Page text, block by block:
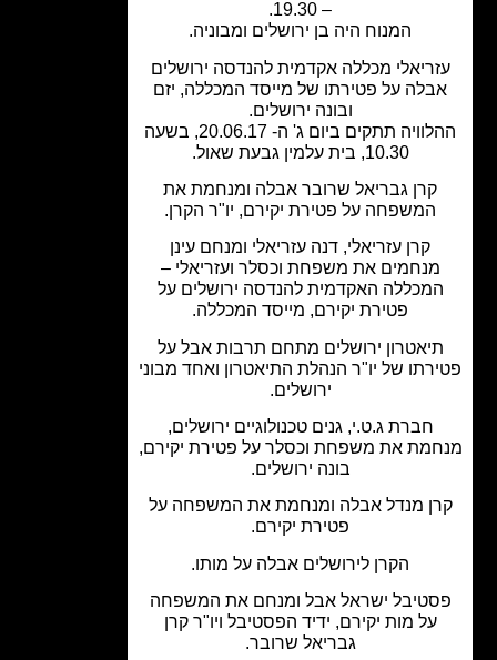
המנוח היה בן ירושלים ומבוניה.
מכללה אקדמית להנדסה ירושלים
על פטירתו של מייסד המכללה, יזם
ובונה ירושלים.
ההלוויה תתקים ביום ג' ה- 20.06.17, בשעה
קרן גבריאל שרובר אבלה ומנחמת את
המשפחה על פטירת יקירם, יו"ר הקרן.
קרן עזריאלי, דנה עזריאלי ומנחם עינן
מנחמים את משפחת וכסלר ועזריאלי –
האקדמית להנדסה ירושלים על
פטירת יקירם, מייסד המכללה.
ירושלים מתחם תרבות אבל על
של יו"ר הנהלת התיאטרון ואחד מבוני
ירושלים.
חברת ג.ט.י, גנים טכנולוגיים ירושלים,
את משפחת וכסלר על פטירת יקירם,
בונה ירושלים.
מנדל אבלה ומנחמת את המשפחה על
פטירת יקירם.
הקרן לירושלים אבלה על מותו.
ישראל אבל ומנחם את המשפחה
על מות יקירם, ידיד הפסטיבל ויו"ר קרן
גבריאל שרובר.